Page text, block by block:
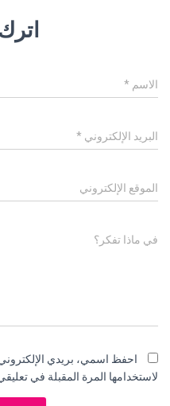
الاسم *
البريد الإلكتروني *
الموقع الإلكتروني
في ماذا تفكر؟
احفظ اسمي، بريدي
لاستخدامها المرة المقبلة في